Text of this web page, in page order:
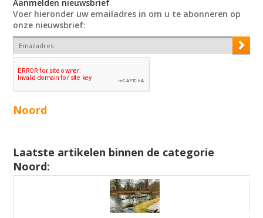
Aanmelden nieuwsbrief
Voer hieronder uw emailadres in om u te abonneren op
onze nieuwsbrief:
Noord
Laatste artikelen binnen de categorie
Noord: